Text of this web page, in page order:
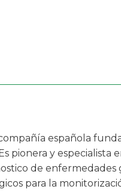
española
pionera y
de
para la